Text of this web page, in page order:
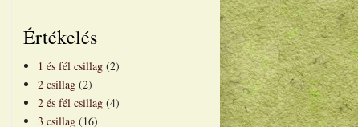
Értékelés
1 és fél csillag (2)
2 csillag (2)
2 és fél csillag (4)
3 csillag (16)